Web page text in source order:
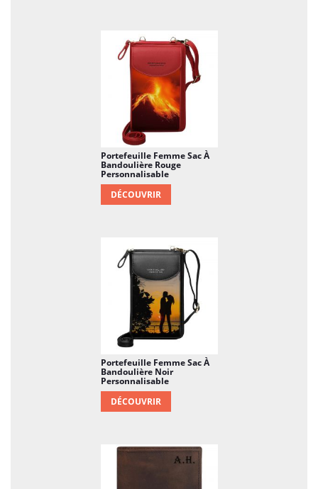
Portefeuille Femme Sac À
Bandoulière Rouge
Personnalisable
DÉCOUVRIR
Portefeuille Femme Sac À
Bandoulière Noir
Personnalisable
DÉCOUVRIR